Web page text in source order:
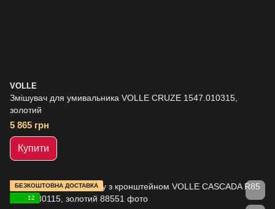
VOLLE
Змішувач для умивальника VOLLE CRUZE 1547.010315,
золотий
5 865 грн
Купити
БЕЗКОШТОВНА ДОСТАВКА
12